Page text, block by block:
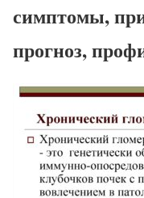
симптомы,
прогноз,